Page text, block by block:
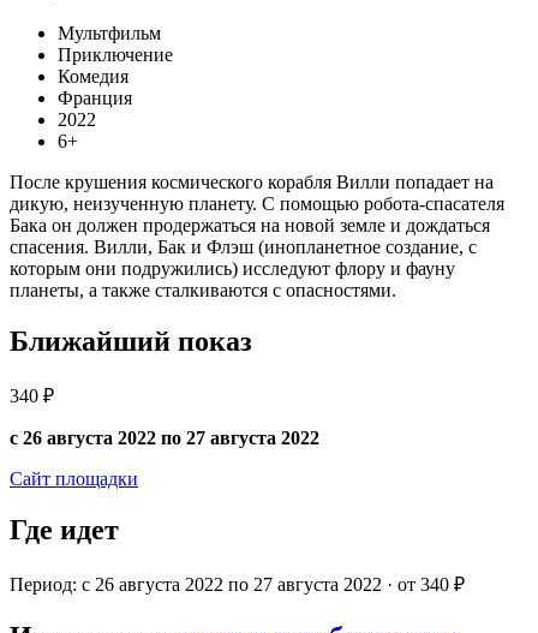
Мультфильм
Приключение
Комедия
Франция
2022
6+
После крушения космического корабля Вилли попадает на
дикую, неизученную планету. С помощью робота-спасателя
Бака он должен продержаться на новой земле и дождаться
спасения. Вилли, Бак и Флэш (инопланетное создание, с
которым они подружились) исследуют флору и фауну
планеты, а также сталкиваются с опасностями.
Ближайший показ
340 ₽
с 26 августа 2022 по 27 августа 2022
Сайт площадки
Где идет
Период: с 26 августа 2022 по 27 августа 2022 · от 340 ₽